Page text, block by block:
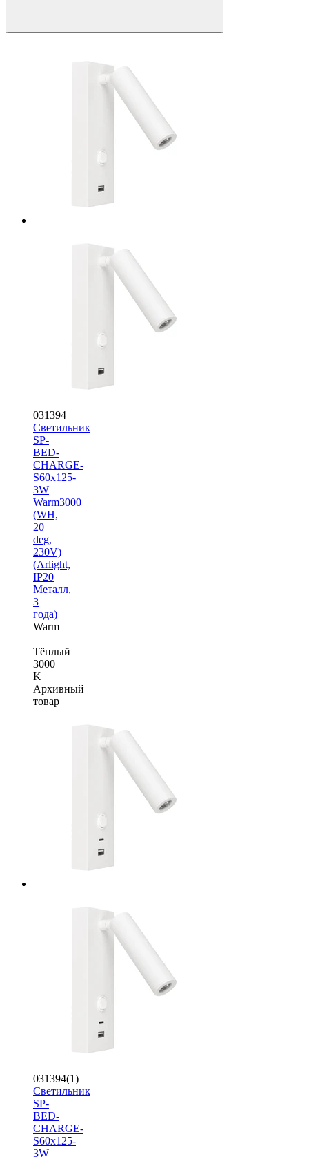
031394
Светильник
SP-
BED-
CHARGE-
S60x125-
3W
Warm3000
(WH,
20
deg,
230V)
(Arlight,
IP20
Металл,
3
года)
Warm
|
Тёплый
3000
K
Архивный
товар
031394(1)
Светильник
SP-
BED-
CHARGE-
S60x125-
3W